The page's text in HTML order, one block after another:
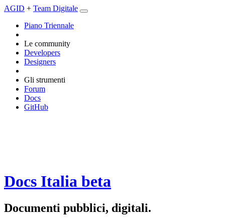
AGID + Team Digitale
Piano Triennale
Le community
Developers
Designers
Gli strumenti
Forum
Docs
GitHub
Docs Italia beta
Documenti pubblici, digitali.